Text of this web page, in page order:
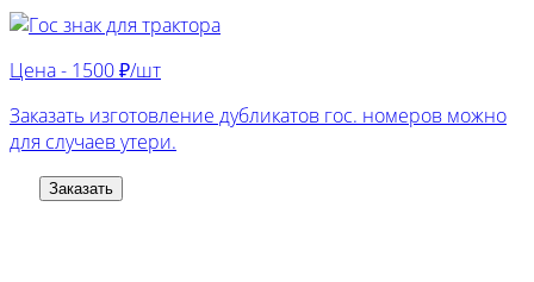
Цена - 1500 ₽/шт
Заказать изготовление дубликатов гос. номеров можно
для случаев утери.
Заказать